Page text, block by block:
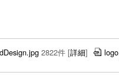
2822件 [詳細]